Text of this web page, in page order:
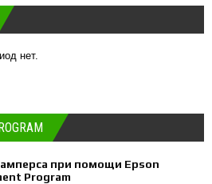
нет.
при помощи Epson
Program